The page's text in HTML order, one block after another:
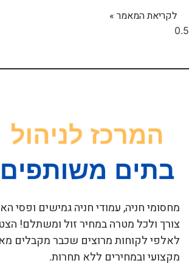
לקריאת המאמר »
מחסומי חניה, עמודי חניה גמישים ופסי
צורך ולכל מטרה במחיר זול ומשתלם!
לאלפי לקוחות מרוצים שכבר מקבלים
מקצועי ובמחירים ללא תחרות.